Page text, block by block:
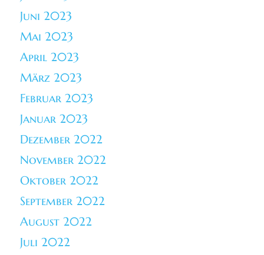
Juni 2023
Mai 2023
April 2023
März 2023
Februar 2023
Januar 2023
Dezember 2022
November 2022
Oktober 2022
September 2022
August 2022
Juli 2022